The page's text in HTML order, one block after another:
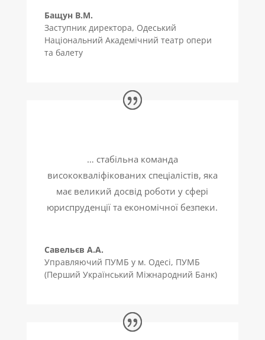
Бащун В.М.
Заступник директора, Одеський
Національний Академічний театр опери
та балету
… стабільна команда
висококваліфікованих спеціалістів, яка
має великий досвід роботи у сфері
юриспруденції та економічної безпеки.
Савельєв А.А.
Управляючий ПУМБ у м. Одесі, ПУМБ
(Перший Український Міжнародний Банк)